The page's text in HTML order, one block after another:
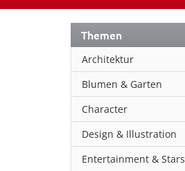
Themen
Architektur
Blumen & Garten
Character
Design & Illustration
Entertainment & Stars